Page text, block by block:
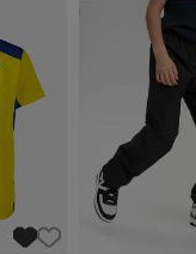
Kampanj -25%